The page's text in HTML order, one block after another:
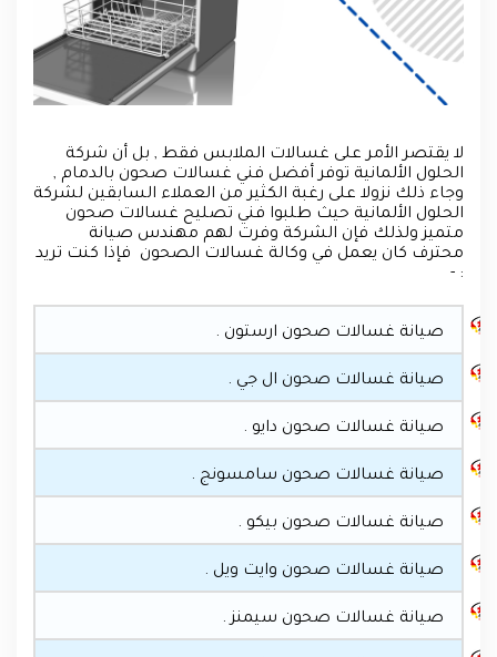
لا يقتصر الأمر على غسالات الملابس فقط , بل أن شركة
الحلول الألمانية توفر أفضل فني غسالات صحون بالدمام ,
وجاء ذلك نزولا على رغبة الكثير من العملاء السابقين لشركة
الحلول الألمانية حيث طلبوا فني تصليح غسالات صحون
متميز ولذلك فإن الشركة وفرت لهم مهندس صيانة
محترف كان يعمل في وكالة غسالات الصحون فإذا كنت تريد
: -
صيانة غسالات صحون ارستون .
صيانة غسالات صحون ال جي .
صيانة غسالات صحون دايو .
صيانة غسالات صحون سامسونج .
صيانة غسالات صحون بيكو .
صيانة غسالات صحون وايت ويل .
صيانة غسالات صحون سيمنز .